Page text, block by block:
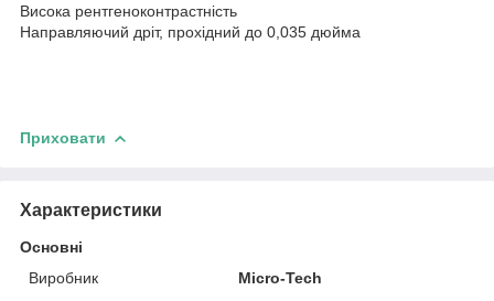
Висока рентгеноконтрастність
Направляючий дріт, прохідний до 0,035 дюйма
Приховати
Характеристики
Основні
Виробник
Micro-Tech